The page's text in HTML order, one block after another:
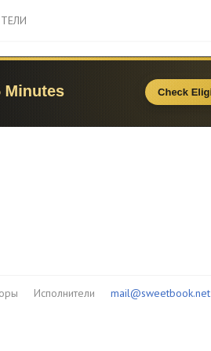
Исполнители mail@sweetbook.net